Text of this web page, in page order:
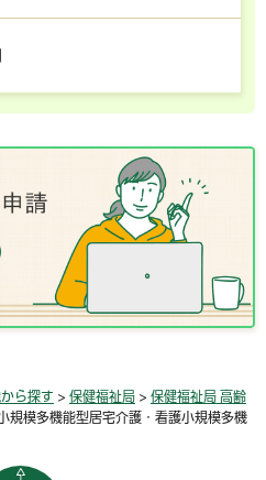
ら探す > 保健福祉局 > 保健福祉局 高齢
規模多機能型居宅介護・看護小規模多機